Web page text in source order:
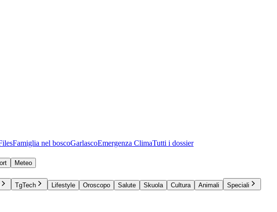
Famiglia nel boscoGarlascoEmergenza ClimaTutti i dossier
Meteo
TgTech Lifestyle Oroscopo Salute Skuola Cultura Animali
Speciali